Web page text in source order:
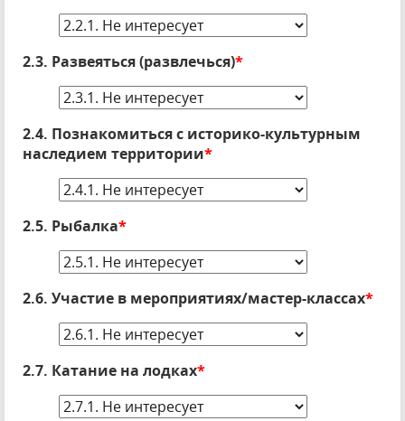
2.3. Развеяться (развлечься)*
2.4. Познакомиться с историко-культурным
наследием территории*
2.5. Рыбалка*
2.6. Участие в мероприятиях/мастер-классах*
2.7. Катание на лодках*